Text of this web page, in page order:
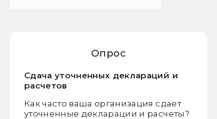
Опрос
Сдача уточненных деклараций и
расчетов
Как часто ваша организация сдает
уточненные декларации и расчеты?